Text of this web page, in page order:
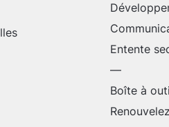
Entente
—
Boîte à